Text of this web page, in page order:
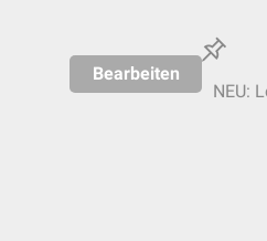
Bearbeiten
NEU: